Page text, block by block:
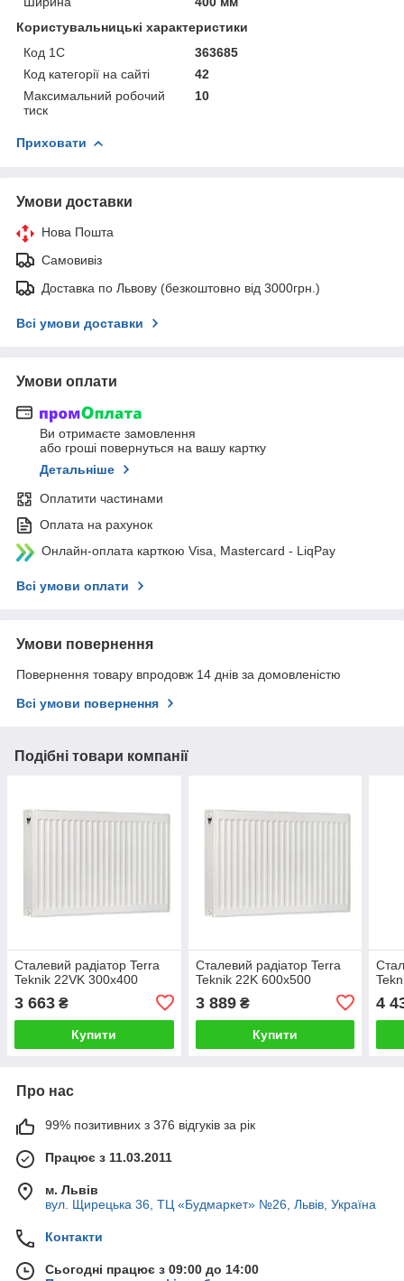
Користувальницькі характеристики
Код 1С
363685
Код категорії на сайті
42
Максимальний робочий
тиск
10
Приховати
Умови доставки
Нова Пошта
Самовивіз
Доставка по Львову (безкоштовно від 3000грн.)
Всі умови доставки
Умови оплати
Ви отримаєте замовлення
або гроші повернуться на вашу картку
Детальніше
Оплатити частинами
Оплата на рахунок
Онлайн-оплата карткою Visa, Mastercard - LiqPay
Всі умови оплати
Умови повернення
Повернення товару впродовж 14 днів за домовленістю
Всі умови повернення
Подібні товари компанії
Сталевий радіатор Terra
Teknik 22VK 300x400
3 663 ₴
Купити
Сталевий радіатор Terra
Teknik 22K 600x500
3 889₴
Купити
4
Про нас
99% позитивних з 376 відгуків за рік
Працює з 11.03.2011
м. Львів
вул. Щирецька 36, ТЦ «Будмаркет» №26, Львів, Україна
Контакти
Сьогодні працює з 09:00 до 14:00